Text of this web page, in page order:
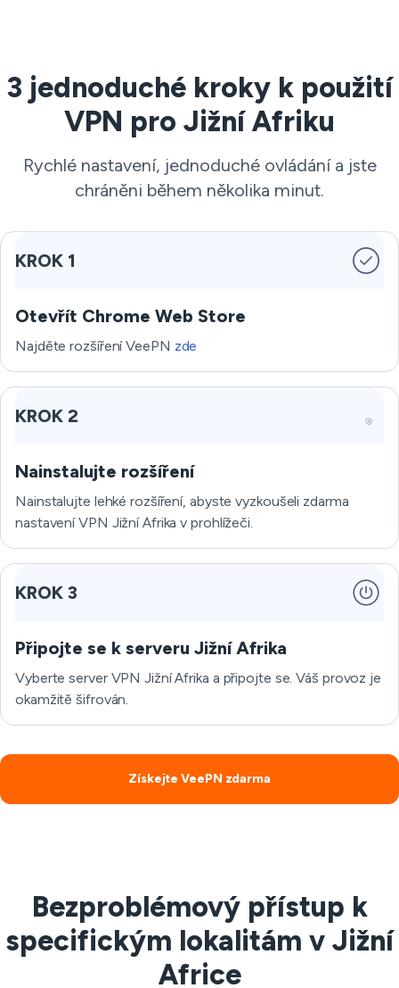
3 jednoduché kroky k použití
VPN pro Jižní Afriku
Rychlé nastavení, jednoduché ovládání a jste
chráněni během několika minut.
KROK 1
Otevřít Chrome Web Store
Najděte rozšíření VeePN zde
KROK 2
Nainstalujte rozšíření
Nainstalujte lehké rozšíření, abyste vyzkoušeli zdarma
nastavení VPN Jižní Afrika v prohlížeči.
KROK 3
Připojte se k serveru Jižní Afrika
Vyberte server VPN Jižní Afrika a připojte se. Váš provoz je
okamžitě šifrován.
Získejte VeePN zdarma
Bezproblémový přístup k
specifickým lokalitám v Jižní
Africe